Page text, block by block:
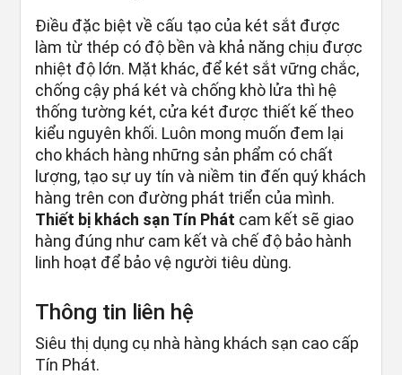
Điều đặc biệt về cấu tạo của két sắt được
làm từ thép có độ bền và khả năng chịu được
nhiệt độ lớn. Mặt khác, để két sắt vững chắc,
chống cậy phá két và chống khò lửa thì hệ
thống tường két, cửa két được thiết kế theo
kiểu nguyên khối. Luôn mong muốn đem lại
cho khách hàng những sản phẩm có chất
lượng, tạo sự uy tín và niềm tin đến quý khách
hàng trên con đường phát triển của mình.
Thiết bị khách sạn Tín Phát cam kết sẽ giao
hàng đúng như cam kết và chế độ bảo hành
linh hoạt để bảo vệ người tiêu dùng.
Thông tin liên hệ
Siêu thị dụng cụ nhà hàng khách sạn cao cấp
Tín Phát.